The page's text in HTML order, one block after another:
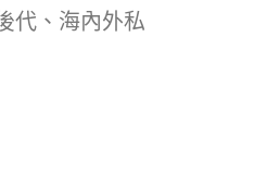
代、海內外私